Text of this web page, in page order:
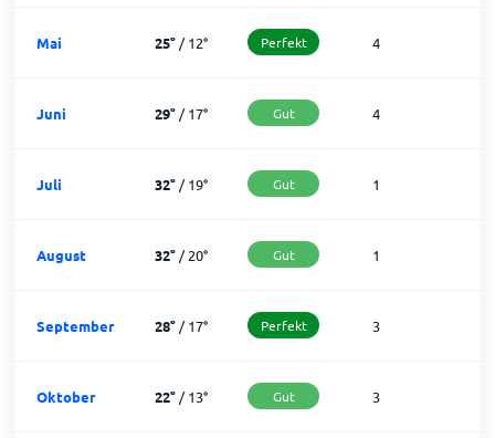
Mai 25°/12° Perfekt 4
Juni 29°/17° Gut 4
Juli 32°/19° Gut 1
August 32°/20° Gut 1
September 28°/17° Perfekt 3
Oktober 22°/13° Gut 3